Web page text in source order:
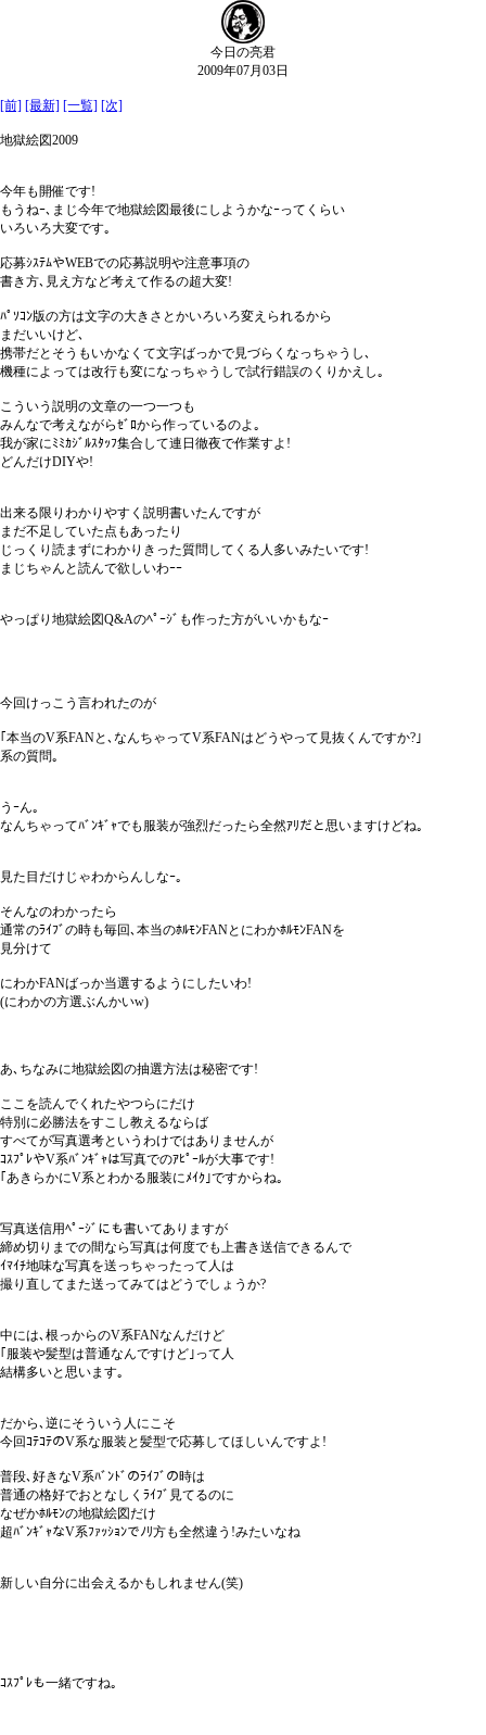
今日の亮君
2009年07月03日
[前] [最新] [一覧] [次]
地獄絵図2009
今年も開催です!
もうねｰ､まじ今年で地獄絵図最後にしようかなｰってくらい
いろいろ大変です｡
応募ｼｽﾃﾑやWEBでの応募説明や注意事項の
書き方､見え方など考えて作るの超大変!
ﾊﾟｿｺﾝ版の方は文字の大きさとかいろいろ変えられるから
まだいいけど､
携帯だとそうもいかなくて文字ばっかで見づらくなっちゃうし､
機種によっては改行も変になっちゃうしで試行錯誤のくりかえし｡
こういう説明の文章の一つ一つも
みんなで考えながらｾﾞﾛから作っているのよ｡
我が家にﾐﾐｶｼﾞﾙｽﾀｯﾌ集合して連日徹夜で作業すよ!
どんだけDIYや!
出来る限りわかりやすく説明書いたんですが
まだ不足していた点もあったり
じっくり読まずにわかりきった質問してくる人多いみたいです!
まじちゃんと読んで欲しいわｰｰ
やっぱり地獄絵図Q&Aのﾍﾟｰｼﾞも作った方がいいかもなｰ
今回けっこう言われたのが
｢本当のV系FANと､なんちゃってV系FANはどうやって見抜くんですか?｣
系の質問｡
うｰん｡
なんちゃってﾊﾞﾝｷﾞｬでも服装が強烈だったら全然ｱﾘだと思いますけどね｡
見た目だけじゃわからんしなｰ｡
そんなのわかったら
通常のﾗｲﾌﾞの時も毎回､本当のﾎﾙﾓﾝFANとにわかﾎﾙﾓﾝFANを
見分けて
にわかFANばっか当選するようにしたいわ!
(にわかの方選ぶんかいw)
あ､ちなみに地獄絵図の抽選方法は秘密です!
ここを読んでくれたやつらにだけ
特別に必勝法をすこし教えるならば
すべてが写真選考というわけではありませんが
ｺｽﾌﾟﾚやV系ﾊﾞﾝｷﾞｬは写真でのｱﾋﾟｰﾙが大事です!
｢あきらかにV系とわかる服装にﾒｲｸ｣ですからね｡
写真送信用ﾍﾟｰｼﾞにも書いてありますが
締め切りまでの間なら写真は何度でも上書き送信できるんで
ｲﾏｲﾁ地味な写真を送っちゃったって人は
撮り直してまた送ってみてはどうでしょうか?
中には､根っからのV系FANなんだけど
｢服装や髪型は普通なんですけど｣って人
結構多いと思います｡
だから､逆にそういう人にこそ
今回ｺﾃｺﾃのV系な服装と髪型で応募してほしいんですよ!
普段､好きなV系ﾊﾞﾝﾄﾞのﾗｲﾌﾞの時は
普通の格好でおとなしくﾗｲﾌﾞ見てるのに
なぜかﾎﾙﾓﾝの地獄絵図だけ
超ﾊﾞﾝｷﾞｬなV系ﾌｧｯｼｮﾝでﾉﾘ方も全然違う!みたいなね
新しい自分に出会えるかもしれません(笑)
ｺｽﾌﾟﾚも一緒ですね｡